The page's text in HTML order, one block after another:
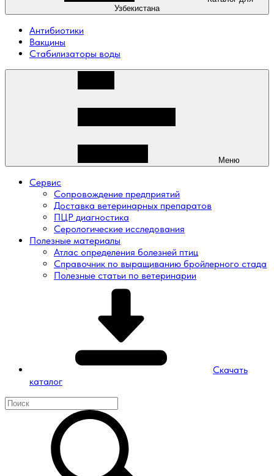
Узбекистана
Антибиотики
Вакцины
Стабилизаторы воды
Меню
Сервис
Сопровождение предприятий
Доставка ветеринарных препаратов
ПЦР диагностика
Серологические исследования
Полезные материалы
Атлас определения болезней птиц
Справочник по выращиванию бройлерного стада
Полезные статьи по ветеринарии
Скачать
каталог